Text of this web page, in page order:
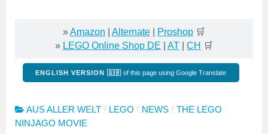
»Amazon Alternate Proshop 🛒
» LEGO Online Shop DE AT CH 🛒
ENGLISH VERSION 🇬🇧 of this page using Google Translate
AUS ALLER WELT / LEGO / NEWS / THE LEGO
NINJAGO MOVIE